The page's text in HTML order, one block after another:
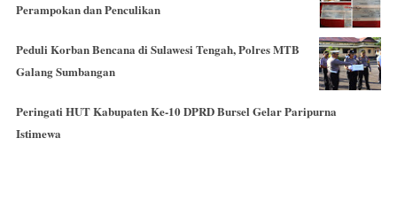
Perampokan dan Penculikan
Peduli Korban Bencana di Sulawesi Tengah, Polres MTB
Galang Sumbangan
Peringati HUT Kabupaten Ke-10 DPRD Bursel Gelar Paripurna
Istimewa